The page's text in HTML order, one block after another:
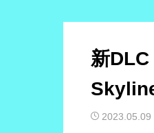
新
2023.05.09